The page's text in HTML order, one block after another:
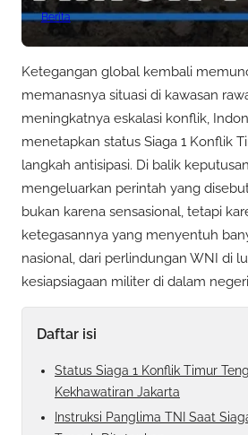
Berita
Ketegangan global kembali
memanasnya situasi di kawasan
meningkatnya eskalasi konflik,
menetapkan status Siaga 1 Konflik
langkah antisipasi. Di balik
mengeluarkan perintah yang
bukan karena sensasional, tetapi
ketegasannya yang menyentuh
nasional, dari perlindungan WNI di
kesiapsiagaan militer di dalam
Daftar isi
Status Siaga 1 Konflik Timur
Kekhawatiran Jakarta
Instruksi Panglima TNI Saat